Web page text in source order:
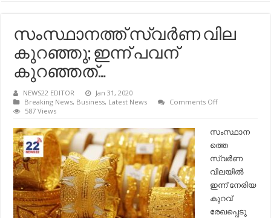
സംസ്ഥാനത്ത് സ്വര്‍ണ വില
കുറഞ്ഞു; ഇന്ന്‍ പവന്
കുറഞ്ഞത്…
NEWS22 EDITOR
Jan 31, 2020
Breaking News, Business, Latest News Comments Offon
വില
കുറഞ്ഞു;
ഇന്ന്‍
പവന്
കുറഞ്ഞത്…
587 Views
സംസ്ഥാന
ത്തെ
സ്വര്‍ണ
വിലയില്‍
ഇന്ന് നേരിയ
കുറവ്
രേഖപ്പെടു